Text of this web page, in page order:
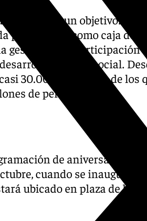
2014 con un objetivo:
por Unicaja como caja de
gestión de la participación
la obra social.
30.000 proyectos, de los
de personas.
de aniversario
cuando se inaugurará
ubicado en plaza de la